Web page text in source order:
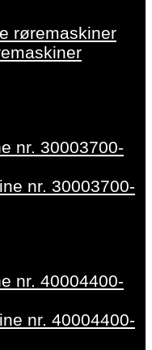
røremaskiner
nr. 30003700-
nr. 30003700-
nr. 40004400-
nr. 40004400-